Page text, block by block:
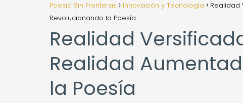
Poesia Sin Fronteras Innovación y Tecnología
Realidad
Revolucionando la Poesía
Realidad
Realidad
la Poesía